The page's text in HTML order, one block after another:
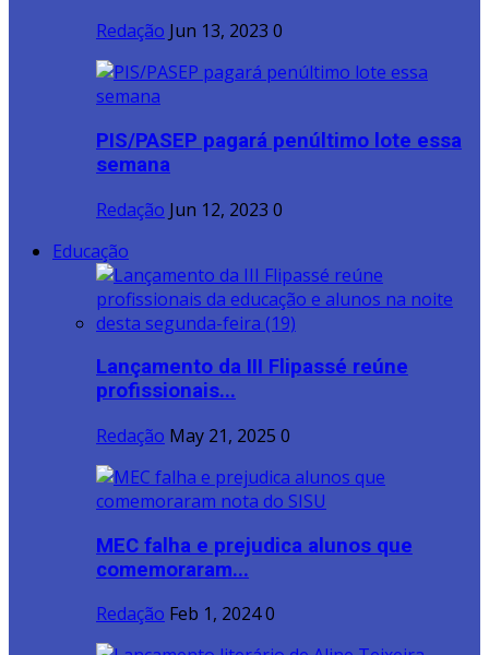
Redação Jun 13, 2023 0
PIS/PASEP pagará penúltimo lote essa
semana
Redação Jun 12, 2023 0
Educação
Lançamento da III Flipassé reúne
profissionais...
Redação May 21, 2025 0
MEC falha e prejudica alunos que
comemoraram...
Redação Feb 1, 20240